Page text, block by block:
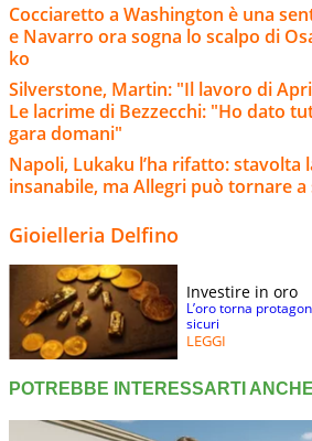
Cocciaretto a Washington è una
e Navarro ora sogna lo scalpo di
ko
Silverstone, Martin: "Il lavoro di
Le lacrime di Bezzecchi: "Ho dato
gara domani"
Napoli, Lukaku l’ha rifatto: stavolta
insanabile, ma Allegri può tornare
Gioielleria Delfino
Investire in oro
L’oro torna
sicuri
LEGGI